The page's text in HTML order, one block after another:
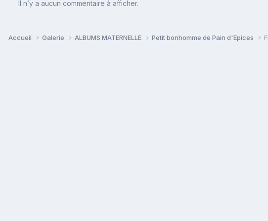
Il n’y a aucun commentaire à afficher.
Accueil Galerie ALBUMS MATERNELLE Petit bonhomme de Pain d'Epices